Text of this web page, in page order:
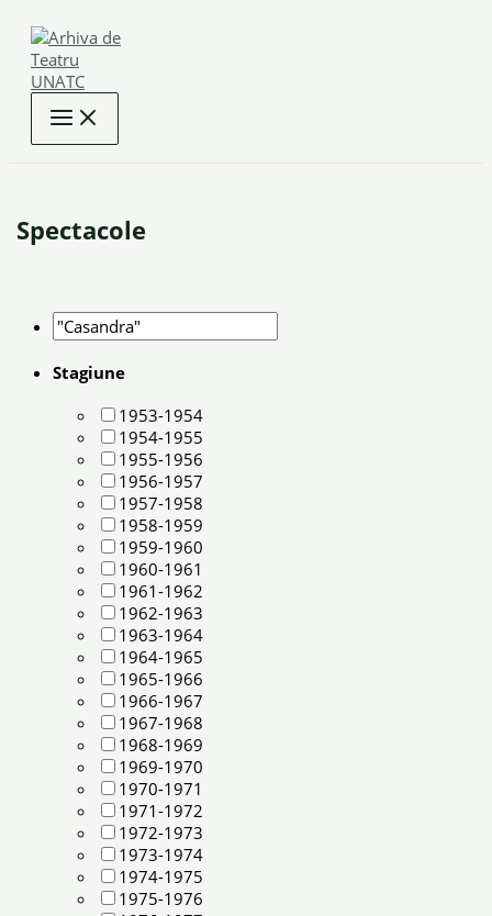
content
Spectacole
Stagiune
1953-1954
1954-1955
1955-1956
1956-1957
1957-1958
1958-1959
1959-1960
1960-1961
1961-1962
1962-1963
1963-1964
1964-1965
1965-1966
1966-1967
1967-1968
1968-1969
1969-1970
1970-1971
1971-1972
1972-1973
1973-1974
1974-1975
1975-1976